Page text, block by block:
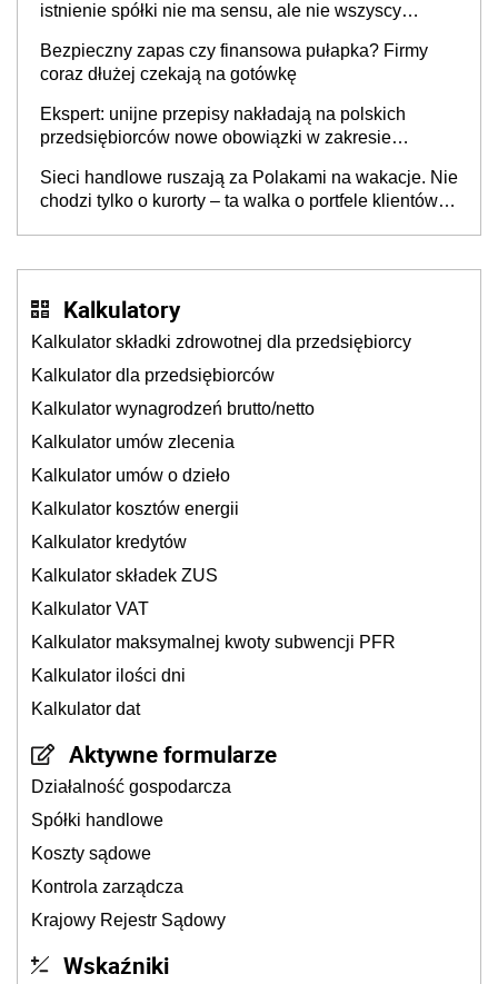
istnienie spółki nie ma sensu, ale nie wszyscy
Bezpieczny zapas czy finansowa pułapka? Firmy
coraz dłużej czekają na gotówkę
Ekspert: unijne przepisy nakładają na polskich
przedsiębiorców nowe obowiązki w zakresie
Sieci handlowe ruszają za Polakami na wakacje. Nie
chodzi tylko o kurorty – ta walka o portfele klientów
Kalkulatory
Kalkulator składki zdrowotnej dla przedsiębiorcy
Kalkulator dla przedsiębiorców
Kalkulator wynagrodzeń brutto/netto
Kalkulator umów zlecenia
Kalkulator umów o dzieło
Kalkulator kosztów energii
Kalkulator kredytów
Kalkulator składek ZUS
Kalkulator VAT
Kalkulator maksymalnej kwoty subwencji PFR
Kalkulator ilości dni
Kalkulator dat
Aktywne formularze
Działalność gospodarcza
Spółki handlowe
Koszty sądowe
Kontrola zarządcza
Krajowy Rejestr Sądowy
Wskaźniki